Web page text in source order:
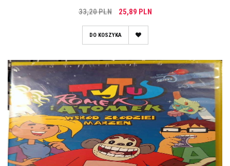
33,20 PLN 25,89 PLN
DO KOSZYKA